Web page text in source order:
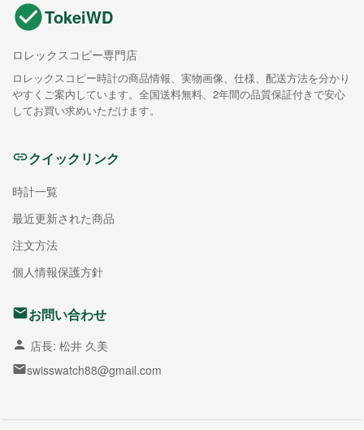
TokeiWD
ロレックスコピー専門店
ロレックスコピー時計の商品情報、実物画像、仕様、配送方法を分かり
やすくご案内しています。全国送料無料、2年間の品質保証付きで安心
してお買い求めいただけます。
クイックリンク
時計一覧
最近更新された商品
注文方法
個人情報保護方針
お問い合わせ
店長: 松井 久美
swisswatch88@gmail.com